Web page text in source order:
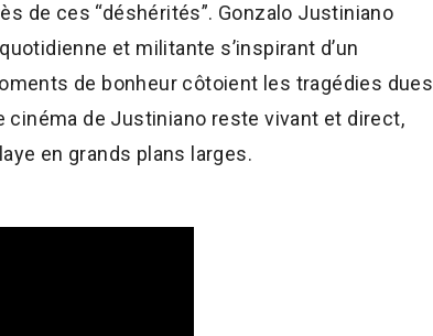
de ces “déshérités”. Gonzalo Justiniano
et militante s’inspirant d’un
de bonheur côtoient les tragédies dues
cinéma de Justiniano reste vivant et direct,
en grands plans larges.